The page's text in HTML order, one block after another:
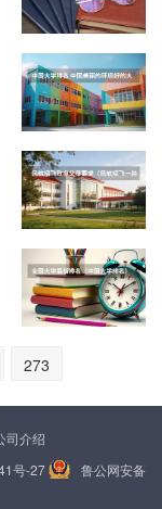
273
司介绍
号-27
鲁公网安备